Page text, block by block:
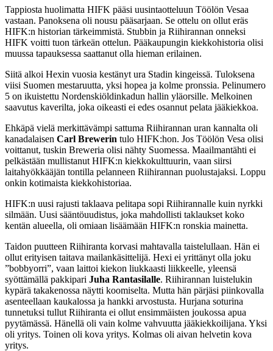
Tappiosta huolimatta HIFK pääsi uusintaotteluun Töölön Vesaa
vastaan. Panoksena oli nousu pääsarjaan. Se ottelu on ollut eräs
HIFK:n historian tärkeimmistä. Stubbin ja Riihirannan onneksi
HIFK voitti tuon tärkeän ottelun. Pääkaupungin kiekkohistoria olisi
muussa tapauksessa saattanut olla hieman erilainen.
Siitä alkoi Hexin vuosia kestänyt ura Stadin kingeissä. Tuloksena
viisi Suomen mestaruutta, yksi hopea ja kolme pronssia. Pelinumero
5 on ikuistettu Nordenskiöldinkadun hallin yläorsille. Melkoinen
saavutus kaverilta, joka oikeasti ei edes osannut pelata jääkiekkoa.
Ehkäpä vielä merkittävämpi sattuma Riihirannan uran kannalta oli
kanadalaisen Carl Brewerin tulo HIFK:hon. Jos Töölön Vesa olisi
voittanut, tuskin Breweria olisi nähty Suomessa. Maailmantähti ei
pelkästään mullistanut HIFK:n kiekkokulttuurin, vaan siirsi
laitahyökkääjän tontilla pelanneen Riihirannan puolustajaksi. Loppu
onkin kotimaista kiekkohistoriaa.
HIFK:n uusi rajusti taklaava pelitapa sopi Riihirannalle kuin nyrkki
silmään. Uusi sääntöuudistus, joka mahdollisti taklaukset koko
kentän alueella, oli omiaan lisäämään HIFK:n ronskia mainetta.
Taidon puutteen Riihiranta korvasi mahtavalla taistelullaan. Hän ei
ollut erityisen taitava mailankäsittelijä. Hexi ei yrittänyt olla joku
”bobbyorri”, vaan laittoi kiekon liukkaasti liikkeelle, yleensä
syöttämällä pakkipari Juha Rantasilalle. Riihirannan luistelukin
kypärä takakenossa näytti koomiselta. Mutta hän pärjäsi piinkovalla
asenteellaan kaukalossa ja hankki arvostusta. Hurjana soturina
tunnetuksi tullut Riihiranta ei ollut ensimmäisten joukossa apua
pyytämässä. Hänellä oli vain kolme vahvuutta jääkiekkoilijana. Yksi
oli yritys. Toinen oli kova yritys. Kolmas oli aivan helvetin kova
yritys.